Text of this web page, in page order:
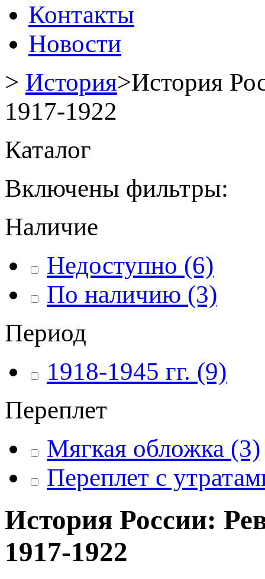
Контакты
Новости
> История>История
1917-1922
Каталог
Включены фильтры:
Наличие
Недоступно (6)
По наличию (3)
Период
1918-1945 гг. (9)
Переплет
Мягкая обложка (3)
Переплет с
История России:
1917-1922